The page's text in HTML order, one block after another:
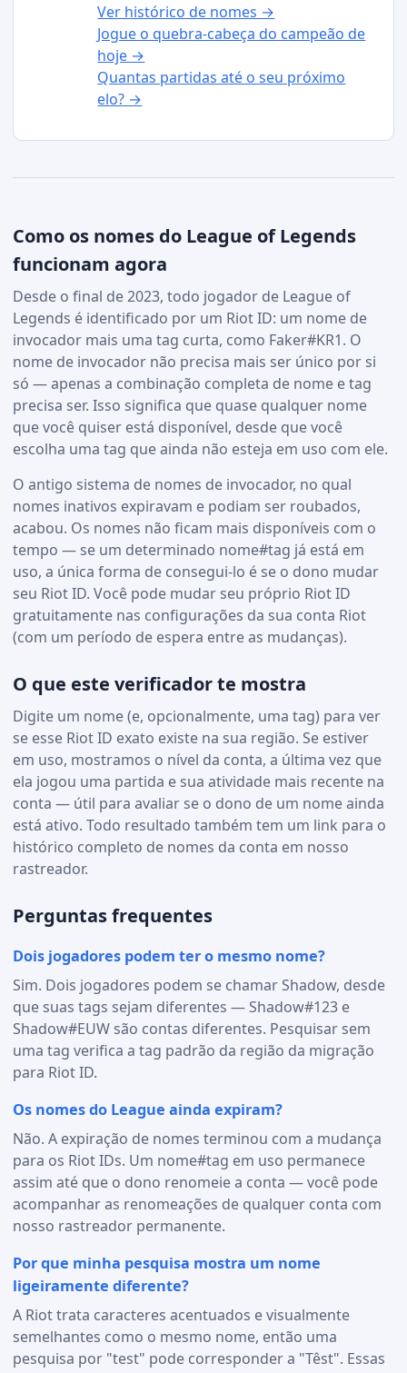
Ver histórico de nomes →
Jogue o quebra-cabeça do campeão de
hoje →
Quantas partidas até o seu próximo
elo? →
Como os nomes do League of Legends
funcionam agora
Desde o final de 2023, todo jogador de League of
Legends é identificado por um Riot ID: um nome de
invocador mais uma tag curta, como Faker#KR1. O
nome de invocador não precisa mais ser único por si
só — apenas a combinação completa de nome e tag
precisa ser. Isso significa que quase qualquer nome
que você quiser está disponível, desde que você
escolha uma tag que ainda não esteja em uso com ele.
O antigo sistema de nomes de invocador, no qual
nomes inativos expiravam e podiam ser roubados,
acabou. Os nomes não ficam mais disponíveis com o
tempo — se um determinado nome#tag já está em
uso, a única forma de consegui-lo é se o dono mudar
seu Riot ID. Você pode mudar seu próprio Riot ID
gratuitamente nas configurações da sua conta Riot
(com um período de espera entre as mudanças).
O que este verificador te mostra
Digite um nome (e, opcionalmente, uma tag) para ver
se esse Riot ID exato existe na sua região. Se estiver
em uso, mostramos o nível da conta, a última vez que
ela jogou uma partida e sua atividade mais recente na
conta — útil para avaliar se o dono de um nome ainda
está ativo. Todo resultado também tem um link para o
histórico completo de nomes da conta em nosso
rastreador.
Perguntas frequentes
Dois jogadores podem ter o mesmo nome?
Sim. Dois jogadores podem se chamar Shadow, desde
que suas tags sejam diferentes — Shadow#123 e
Shadow#EUW são contas diferentes. Pesquisar sem
uma tag verifica a tag padrão da região da migração
para Riot ID.
Os nomes do League ainda expiram?
Não. A expiração de nomes terminou com a mudança
para os Riot IDs. Um nome#tag em uso permanece
assim até que o dono renomeie a conta — você pode
acompanhar as renomeações de qualquer conta com
nosso rastreador permanente.
Por que minha pesquisa mostra um nome
ligeiramente diferente?
A Riot trata caracteres acentuados e visualmente
semelhantes como o mesmo nome, então uma
pesquisa por "test" pode corresponder a "Têst". Essas